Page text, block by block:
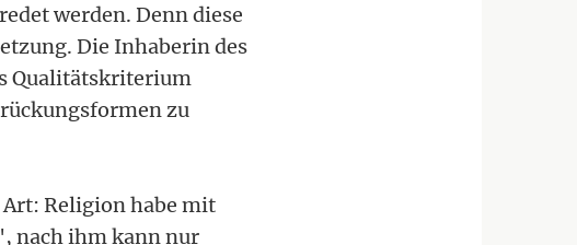
werden. Denn diese
Die Inhaberin des
Qualitätskriterium
zu
Religion habe mit
nach ihm kann nur